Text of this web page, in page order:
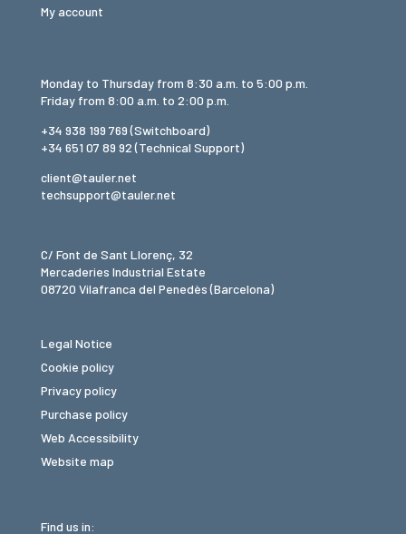
My account
Monday to Thursday from 8:30 a.m. to 5:00 p.m.
Friday from 8:00 a.m. to 2:00 p.m.
+34 938 199 769(Switchboard)
+34 651 07 89 92(Technical Support)
client@tauler.net
techsupport@tauler.net
C/ Font de Sant Llorenç, 32
Mercaderies Industrial Estate
08720 Vilafranca del Penedès (Barcelona)
Legal Notice
Cookie policy
Privacy policy
Purchase policy
Web Accessibility
Website map
Find us in: